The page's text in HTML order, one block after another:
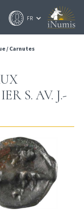
/ Carnutes
S. AV. J.-